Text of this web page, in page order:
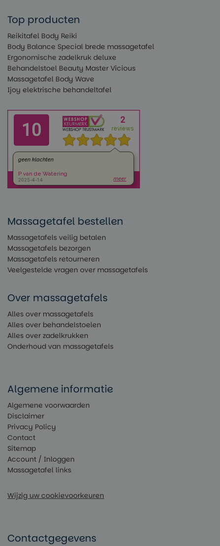
Top producten
Reikitafel Body Reiki
Body Balance Special brede massagetafel
Ergonomische zadelkruk deluxe
Behandelstoel Beauty Master Vicious
Massagetafel Body Wave
Ijoy elektrische behandeltafel
Massagetafel bestellen
Massagetafels veilig betalen
Massagetafels bezorgen
Massagetafels retourneren
Veelgestelde vragen over massagetafels
Over massagetafels
Alles over massagetafels
Alles over behandelstoelen
Alles over zadelkrukken
Onderhoud van massagetafels
Algemene informatie
Algemene voorwaarden
Disclaimer
Privacy Policy
Contact
Sitemap
Account / Inloggen
Massagetafel links
Wijzig uw cookievoorkeuren
Contactgegevens